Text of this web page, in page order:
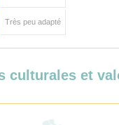
Très peu adapté
culturales et